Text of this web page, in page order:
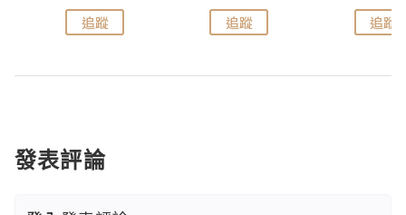
追蹤 追蹤 追蹤
發表評論